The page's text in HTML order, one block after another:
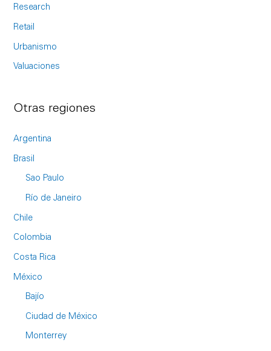
Research
Retail
Urbanismo
Valuaciones
Otras regiones
Argentina
Brasil
Sao Paulo
Río de Janeiro
Chile
Colombia
Costa Rica
México
Bajío
Ciudad de México
Monterrey